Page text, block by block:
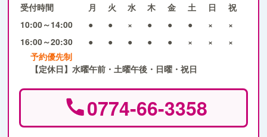
受付時間 月 火 水 木 金 土 日
祝
10:00～14:00
● ● × ● ● ● ×
×
16:00～20:30
● ● ● ● ● × ×
×
予約優先制
【定休日】水曜午前・土曜午後・日曜・祝日
0774-66-3358